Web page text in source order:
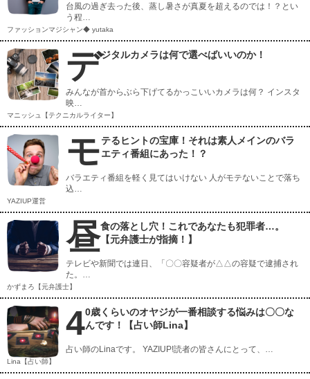
台風の過ぎ去った後、蒸し暑さが真夏を超えるのでは！？とい
う程…
ファッションマジシャン◆ yutaka
デジタルカメラは何で選べばいいのか！
みんなが首からぶら下げてるかっこいいカメラは何？ インスタ
映…
マニッシュ【テクニカルライター】
モテるヒントの宝庫！それは素人メインのバラ
エティ番組にあった！？
バラエティ番組を軽く見てはいけない 人がモテないことで落ち
込…
YAZIUP運営
昼食の落とし穴！これであなたも犯罪者…。
【元弁護士が指摘！】
テレビや新聞では連日、「〇〇容疑者が△△の容疑で逮捕され
た。…
かずまろ【元弁護士】
40歳くらいのオヤジが一番相談する悩みは〇〇な
んです！【占い師Lina】
占い師のLinaです。 YAZIUP!読者の皆さんにとって、…
Lina【占い師】